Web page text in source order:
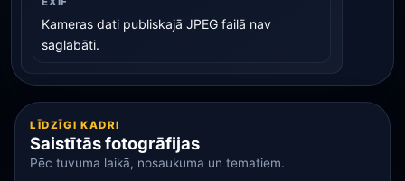
Kameras dati publiskajā JPEG failā nav
saglabāti.
LĪDZĪGI KADRI
Saistītās fotogrāfijas
Pēc tuvuma laikā, nosaukuma un tematiem.